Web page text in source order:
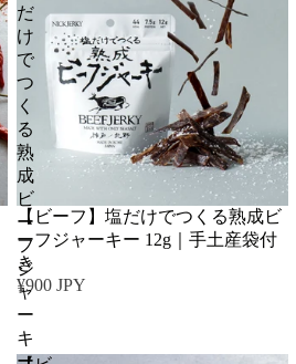
だ
け
で
つ
く
る
熟
成
ビ
ー
フ
ジ
ャ
ー
キ
【ビーフ】塩だけでつくる熟成ビ
ーフジャーキー 12g｜手土産袋付
き
¥900 JPY